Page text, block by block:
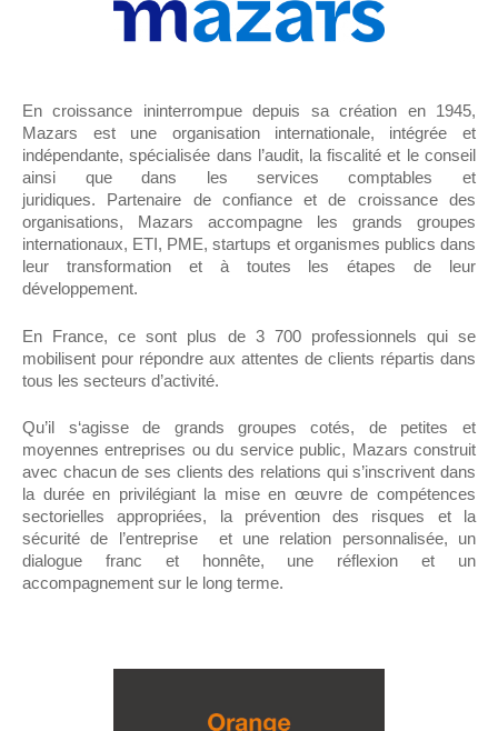
En croissance ininterrompue depuis sa création en 1945,
Mazars est une organisation internationale, intégrée et
indépendante, spécialisée dans l’audit, la fiscalité et le conseil
ainsi que dans les services comptables et
juridiques. Partenaire de confiance et de croissance des
organisations, Mazars accompagne les grands groupes
internationaux, ETI, PME, startups et organismes publics dans
leur transformation et à toutes les étapes de leur
développement.
En France, ce sont plus de 3 700 professionnels qui se
mobilisent pour répondre aux attentes de clients répartis dans
tous les secteurs d’activité.
Qu’il s‘agisse de grands groupes cotés, de petites et
moyennes entreprises ou du service public, Mazars construit
avec chacun de ses clients des relations qui s’inscrivent dans
la durée en privilégiant la mise en œuvre de compétences
sectorielles appropriées, la prévention des risques et la
sécurité de l’entreprise et une relation personnalisée, un
dialogue franc et honnête, une réflexion et un
accompagnement sur le long terme.